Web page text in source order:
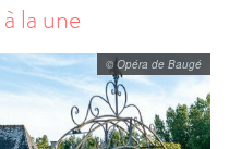
la une
© Opéra de Baugé